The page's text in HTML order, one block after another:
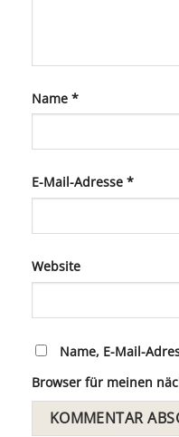
Name *
E-Mail-Adresse *
Website
Name, E-Mail-
Browser für meinen